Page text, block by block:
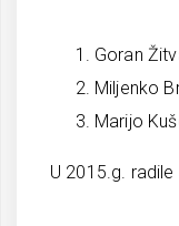
Goran
Miljenko
Marijo
U 2015.g.